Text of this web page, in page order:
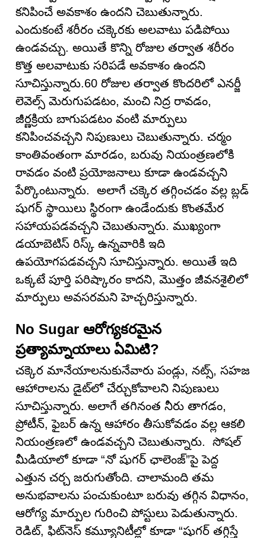
కనిపించే అవకాశం ఉందని చెబుతున్నారు.
ఎందుకంటే శరీరం చక్కెరకు అలవాటు పడిపోయి
ఉండవచ్చు. అయితే కొన్ని రోజుల తర్వాత శరీరం
కొత్త అలవాటుకు సరిపడే అవకాశం ఉందని
సూచిస్తున్నారు.60 రోజుల తర్వాత కొందరిలో ఎనర్జీ
లెవెల్స్ మెరుగుపడటం, మంచి నిద్ర రావడం,
జీర్ణక్రియ బాగుపడటం వంటి మార్పులు
కనిపించవచ్చని నిపుణులు చెబుతున్నారు. చర్మం
కాంతివంతంగా మారడం, బరువు నియంత్రణలోకి
రావడం వంటి ప్రయోజనాలు కూడా ఉండవచ్చని
పేర్కొంటున్నారు. అలాగే చక్కెర తగ్గించడం వల్ల బ్లడ్
షుగర్ స్థాయిలు స్థిరంగా ఉండేందుకు కొంతమేర
సహాయపడవచ్చని చెబుతున్నారు. ముఖ్యంగా
డయాబెటిస్ రిస్క్ ఉన్నవారికి ఇది
ఉపయోగపడవచ్చని సూచిస్తున్నారు. అయితే ఇది
ఒక్కటే పూర్తి పరిష్కారం కాదని, మొత్తం జీవనశైలిలో
మార్పులు అవసరమని హెచ్చరిస్తున్నారు.
No Sugar ఆరోగ్యకరమైన
ప్రత్యామ్నాయాలు ఏమిటి?
చక్కెర మానేయాలనుకునేవారు పండ్లు, నట్స్‌, సహజ
ఆహారాలను డైట్‌లో చేర్చుకోవాలని నిపుణులు
సూచిస్తున్నారు. అలాగే తగినంత నీరు తాగడం,
ప్రోటీన్‌, ఫైబర్ ఉన్న ఆహారం తీసుకోవడం వల్ల ఆకలి
నియంత్రణలో ఉండవచ్చని చెబుతున్నారు. సోషల్
మీడియాలో కూడా “నో షుగర్ ఛాలెంజ్”పై పెద్ద
ఎత్తున చర్చ జరుగుతోంది. చాలామంది తమ
అనుభవాలను పంచుకుంటూ బరువు తగ్గిన విధానం,
ఆరోగ్య మార్పుల గురించి పోస్టులు పెడుతున్నారు.
రెడిట్‌, ఫిట్‌నెస్ కమ్యూనిటీల్లో కూడా “షుగర్ తగ్గిస్తే